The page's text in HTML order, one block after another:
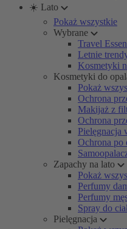
☀️ Lato
Pokaż wszystkie
Wybrane
Travel
Letnie
Kosmetyki
Kosmetyki do
Pokaż
Ochrona
Makijaż z
Ochrona
Pielęgnacja
Ochrona po
Zapachy na lato
Pokaż
Perfumy
Perfumy
Spray do
Pielęgnacja